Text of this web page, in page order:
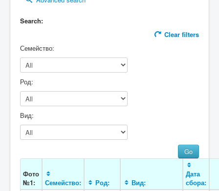
Search:
Clear filters
Семейство:
Род:
Вид:
Фото
№1:
Семейство: Род: Вид:
Дата
сбора: